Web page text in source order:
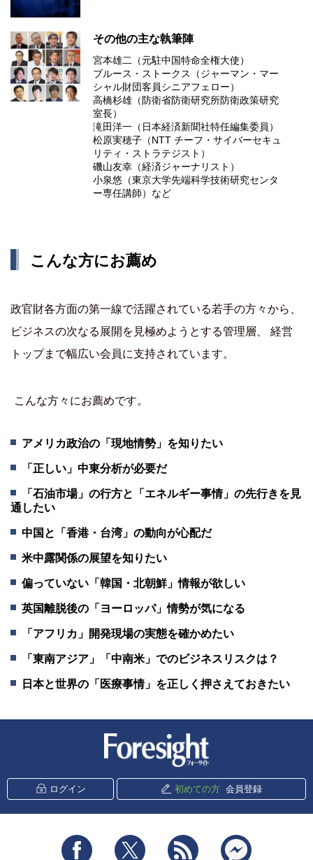
その他の主な執筆陣
宮本雄二（元駐中国特命全権大使）
ブルース・ストークス（ジャーマン・マー
シャル財団客員シニアフェロー）
高橋杉雄（防衛省防衛研究所防衛政策研究
室長）
滝田洋一（日本経済新聞社特任編集委員）
松原実穂子（NTT チーフ・サイバーセキュ
リティ・ストラテジスト）
磯山友幸（経済ジャーナリスト）
小泉悠（東京大学先端科学技術研究センタ
ー専任講師）など
こんな方にお薦め
政官財各方面の第一線で活躍されている若手の方々から、
ビジネスの次なる展開を見極めようとする管理層、 経営
トップまで幅広い会員に支持されています。
こんな方々にお薦めです。
アメリカ政治の「現地情勢」を知りたい
「正しい」中東分析が必要だ
「石油市場」の行方と「エネルギー事情」の先行きを見
通したい
中国と「香港・台湾」の動向が心配だ
米中露関係の展望を知りたい
偏っていない「韓国・北朝鮮」情報が欲しい
英国離脱後の「ヨーロッパ」情勢が気になる
「アフリカ」開発現場の実態を確かめたい
「東南アジア」「中南米」でのビジネスリスクは？
日本と世界の「医療事情」を正しく押さえておきたい
ログイン 初めての方 会員登録
Facebook Twitter RSS